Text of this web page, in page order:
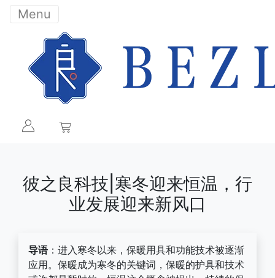
Menu
彼之良科技|寒冬迎来恒温，行
业发展迎来新风口
导语：进入寒冬以来，保暖用具和功能技术被逐渐
应用。保暖成为寒冬的关键词，保暖的护具和技术